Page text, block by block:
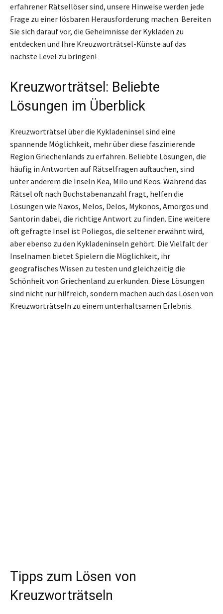
erfahrener Rätsellöser sind, unsere Hinweise werden jede
Frage zu einer lösbaren Herausforderung machen. Bereiten
Sie sich darauf vor, die Geheimnisse der Kykladen zu
entdecken und Ihre Kreuzworträtsel-Künste auf das
nächste Level zu bringen!
Kreuzworträtsel: Beliebte
Lösungen im Überblick
Kreuzworträtsel über die Kykladeninsel sind eine
spannende Möglichkeit, mehr über diese faszinierende
Region Griechenlands zu erfahren. Beliebte Lösungen, die
häufig in Antworten auf Rätselfragen auftauchen, sind
unter anderem die Inseln Kea, Milo und Keos. Während das
Rätsel oft nach Buchstabenanzahl fragt, helfen die
Lösungen wie Naxos, Melos, Delos, Mykonos, Amorgos und
Santorin dabei, die richtige Antwort zu finden. Eine weitere
oft gefragte Insel ist Poliegos, die seltener erwähnt wird,
aber ebenso zu den Kykladeninseln gehört. Die Vielfalt der
Inselnamen bietet Spielern die Möglichkeit, ihr
geografisches Wissen zu testen und gleichzeitig die
Schönheit von Griechenland zu erkunden. Diese Lösungen
sind nicht nur hilfreich, sondern machen auch das Lösen von
Kreuzworträtseln zu einem unterhaltsamen Erlebnis.
Tipps zum Lösen von
Kreuzworträtseln